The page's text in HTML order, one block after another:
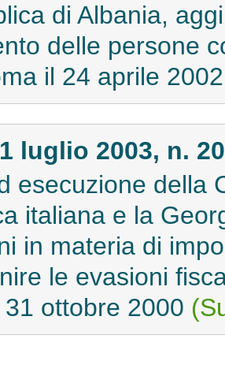
di Albania,
delle persone
il 24 aprile
luglio 2003, n.
esecuzione della
italiana e la
in materia di
le evasioni
ottobre 2000